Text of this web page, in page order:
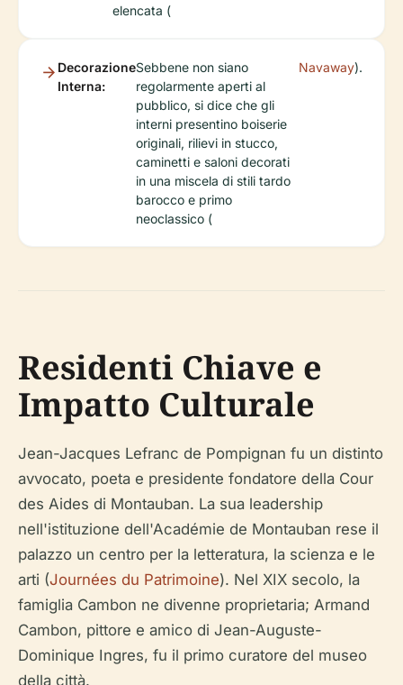
elencata (
Decorazione
Interna:
Sebbene non siano
regolarmente aperti al
pubblico, si dice che gli
interni presentino boiserie
originali, rilievi in stucco,
caminetti e saloni decorati
in una miscela di stili tardo
barocco e primo
neoclassico (
Navaway).
Residenti Chiave e
Impatto Culturale
Jean-Jacques Lefranc de Pompignan fu un distinto
avvocato, poeta e presidente fondatore della Cour
des Aides di Montauban. La sua leadership
nell'istituzione dell'Académie de Montauban rese il
palazzo un centro per la letteratura, la scienza e le
arti (Journées du Patrimoine). Nel XIX secolo, la
famiglia Cambon ne divenne proprietaria; Armand
Cambon, pittore e amico di Jean-Auguste-
Dominique Ingres, fu il primo curatore del museo
della città.